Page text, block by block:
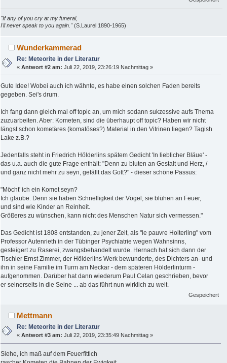
"If any of you cry at my funeral,
I'll never speak to you again."(S.Laurel 1890-1965)
Wunderkammerad
Re: Meteorite in der Literatur
«Antwort #2 am: Juli 22, 2019, 23:26:19 Nachmittag »
Gute Idee! Wobei auch ich wähnte, es habe einen solchen Faden bereits
gegeben. Sei's drum.
Ich fang dann gleich mal off topic an, um mich sodann sukzessive aufs Thema
zuzuarbeiten. Aber: Kometen, sind die überhaupt off topic? Haben wir nicht
längst schon kometäres (komatöses?) Material in den Vitrinen liegen? Tagish
Lake z.B.?
Jedenfalls steht in Friedrich Hölderlins spätem Gedicht 'In lieblicher Bläue' -
das u.a. auch die gute Frage enthält: "Denn zu bluten an Gestalt und Herz, /
und ganz nicht mehr zu seyn, gefällt das Gott?" - dieser schöne Passus:
"Möcht' ich ein Komet seyn?
Ich glaube. Denn sie haben Schnelligkeit der Vögel; sie blühen an Feuer,
und sind wie Kinder an Reinheit.
Größeres zu wünschen, kann nicht des Menschen Natur sich vermessen."
Das Gedicht ist 1808 entstanden, zu jener Zeit, als "le pauvre Holterling" vom
Professor Autenrieth in der Tübinger Psychiatrie wegen Wahnsinns,
gesteigert zu Raserei, zwangsbehandelt wurde. Hernach hat sich dann der
Tischler Ernst Zimmer, der Hölderlins Werk bewunderte, des Dichters an- und
ihn in seine Familie im Turm am Neckar - dem späteren Hölderlinturm -
aufgenommen. Darüber hat dann wiederum Paul Celan geschrieben, bevor
er seinerseits in die Seine ... ab das führt nun wirklich zu weit.
Gespeichert
Mettmann
Re: Meteorite in der Literatur
«Antwort #3 am: Juli 22, 2019, 23:35:49 Nachmittag »
Siehe, ich maß auf dem Feuerfittich